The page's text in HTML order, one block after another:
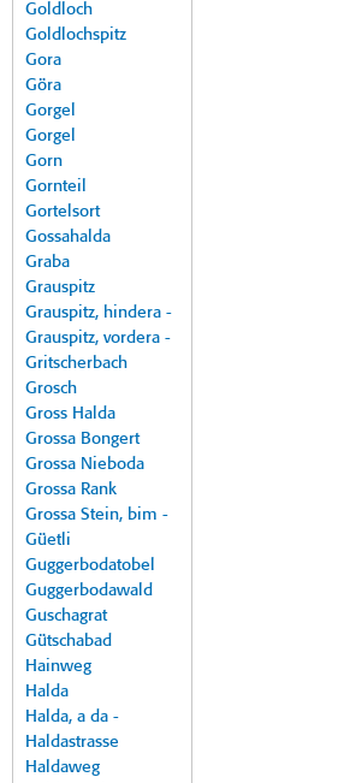
Goldloch
Goldlochspitz
Gora
Göra
Gorgel
Gorgel
Gorn
Gornteil
Gortelsort
Gossahalda
Graba
Grauspitz
Grauspitz, hindera -
Grauspitz, vordera -
Gritscherbach
Grosch
Gross Halda
Grossa Bongert
Grossa Nieboda
Grossa Rank
Grossa Stein, bim -
Güetli
Guggerbodatobel
Guggerbodawald
Guschagrat
Gütschabad
Hainweg
Halda
Halda, a da -
Haldastrasse
Haldaweg